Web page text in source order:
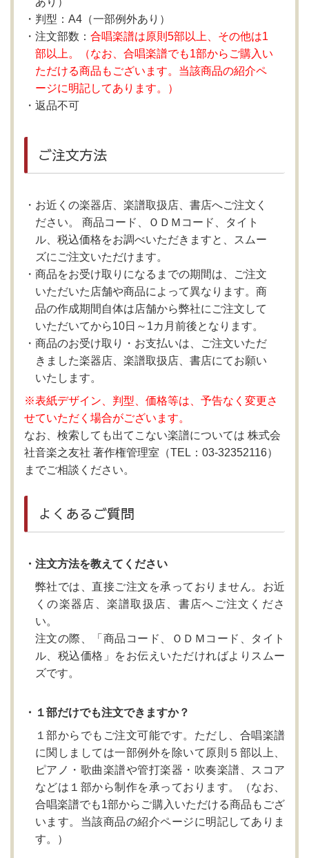
判型：A4（一部例外あり）
注文部数： 合唱楽譜は原則5部以上、その他は1
部以上。（なお、合唱楽譜でも1部からご購入い
ただける商品もございます。当該商品の紹介ペ
ージに明記してあります。）
返品不可
ご注文方法
お近くの楽器店、楽譜取扱店、書店へご注文く
ださい。 商品コード、ＯＤＭコード、タイト
ル、税込価格をお調べいただきますと、スムー
ズにご注文いただけます。
商品をお受け取りになるまでの期間は、ご注文
いただいた店舗や商品によって異なります。商
品の作成期間自体は店舗から弊社にご注文して
いただいてから10日～1カ月前後となります。
商品のお受け取り・お支払いは、ご注文いただ
きました楽器店、楽譜取扱店、書店にてお願い
いたします。
※表紙デザイン、判型、価格等は、予告なく変更さ
せていただく場合がございます。
なお、検索しても出てこない楽譜については 株式会
社音楽之友社 著作権管理室（TEL：03-32352116）
までご相談ください。
よくあるご質問
・注文方法を教えてください
弊社では、直接ご注文を承っておりません。お近
くの楽器店、楽譜取扱店、書店へご注文くださ
い。
注文の際、「商品コード、ＯＤＭコード、タイト
ル、税込価格」をお伝えいただければよりスムー
ズです。
・１部だけでも注文できますか？
１部からでもご注文可能です。ただし、合唱楽譜
に関しましては一部例外を除いて原則５部以上、
ピアノ・歌曲楽譜や管打楽器・吹奏楽譜、スコア
などは１部から制作を承っております。（なお、
合唱楽譜でも1部からご購入いただける商品もござ
います。当該商品の紹介ページに明記してありま
す。）